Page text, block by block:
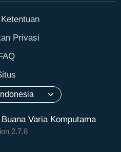
Privasi
FAQ
Varia Komputama
2.7.8